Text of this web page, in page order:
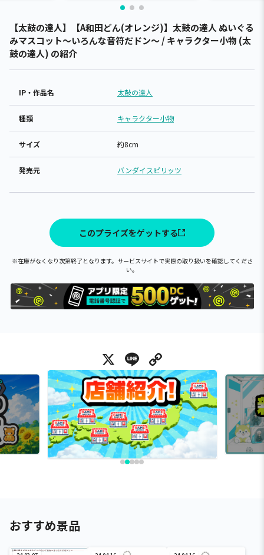
【太鼓の達人】【A和田どん(オレンジ)】太鼓の達人 ぬいぐる
みマスコット～いろんな音符だドン～ / キャラクター小物 (太
鼓の達人) の紹介
IP・作品名 太鼓の達人
種類 キャラクター小物
サイズ 約8cm
発売元 バンダイスピリッツ
このプライズをゲットする
※在庫がなくなり次第終了となります。サービスサイトで実際の取り扱いを確認してくださ
い。
X Line
おすすめ景品